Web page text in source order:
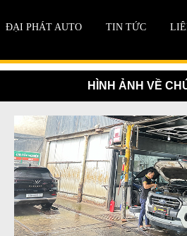
ĐẠI PHÁT AUTO TIN TỨC
HÌNH ẢNH VỀ